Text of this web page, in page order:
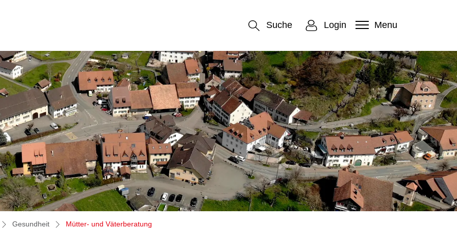
Suche Login Menu
Gesundheit Mütter- und Väterberatung